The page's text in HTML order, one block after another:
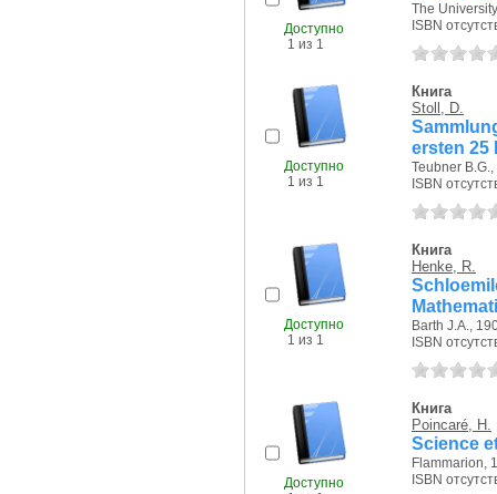
Доступно
1 из 1
The
ISBN
Доступно
1 из 1
Книга
Stoll, D.
ersten 25
Teubner B.G.,
ISBN
Доступно
1 из 1
Книга
Henke, R.
Barth J.A.,
ISBN
Доступно
Книга
Poincaré, H.
Science
Flammarion,
ISBN